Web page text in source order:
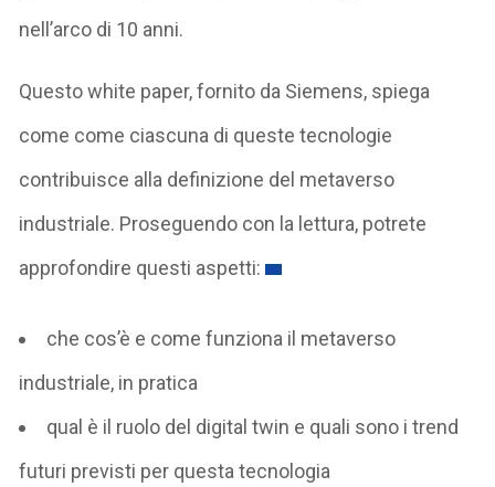
nell’arco di 10 anni.
Questo white paper, fornito da Siemens, spiega
come come ciascuna di queste tecnologie
contribuisce alla definizione del metaverso
industriale. Proseguendo con la lettura, potrete
approfondire questi aspetti:
che cos’è e come funziona il metaverso
industriale, in pratica
qual è il ruolo del digital twin e quali sono i trend
futuri previsti per questa tecnologia